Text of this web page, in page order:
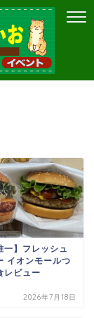
一】フレッシュ
イオンモールつ
ビュー
2026年7月18日